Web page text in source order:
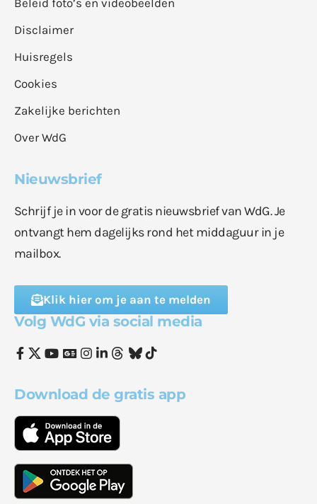
Disclaimer
Huisregels
Cookies
Zakelijke berichten
Over WdG
Nieuwsbrief
Schrijf je in voor de gratis nieuwsbrief van WdG. Je
ontvangt hem dagelijks rond het middaguur in je
mailbox.
Klik hier om je aan te melden
Volg WdG via social media
Download de gratis app